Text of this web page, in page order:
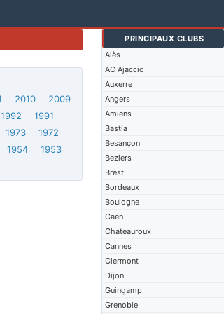
PRINCIPAUX CLUBS
Alès
AC Ajaccio
Auxerre
Angers
Amiens
Bastia
Besançon
Beziers
Brest
Bordeaux
Boulogne
Caen
Chateauroux
Cannes
Clermont
Dijon
Guingamp
Grenoble
2010
2009
1992
1991
1973
1972
1954
1953